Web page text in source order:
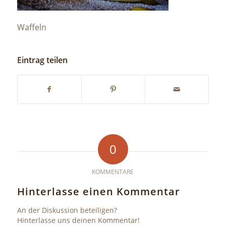
Waffeln
Eintrag teilen
0
KOMMENTARE
Hinterlasse einen Kommentar
An der Diskussion beteiligen?
Hinterlasse uns deinen Kommentar!